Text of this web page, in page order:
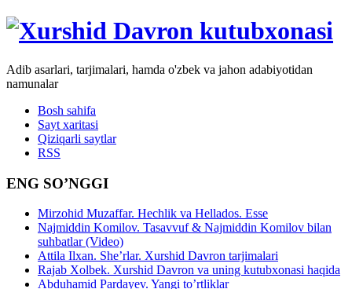
Adib asarlari, tarjimalari, hamda o'zbek va jahon adabiyotidan
namunalar
Bosh sahifa
Sayt xaritasi
Qiziqarli saytlar
RSS
ENG SO’NGGI
Mirzohid Muzaffar. Hechlik va Hellados. Esse
Najmiddin Komilov. Tasavvuf & Najmiddin Komilov bilan
suhbatlar (Video)
Attila Ilxan. She’rlar. Xurshid Davron tarjimalari
Rajab Xolbek. Xurshid Davron va uning kutubxonasi haqida
Abduhamid Pardayev. Yangi to’rtliklar